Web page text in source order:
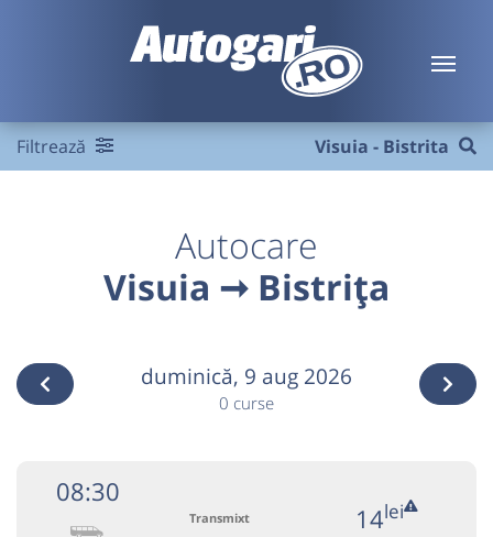
Filtrează Visuia - Bistrita
Autocare
Visuia ➞ Bistrița
duminică, 9 aug 2026
0 curse
08:30
Transmixt 14lei